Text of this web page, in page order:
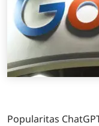
Popularitas